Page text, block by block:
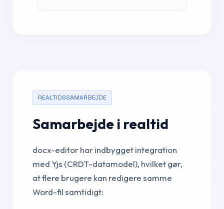
REALTIDSSAMARBEJDE
Samarbejde i realtid
docx-editor har indbygget integration
med Yjs (CRDT-datamodel), hvilket gør,
at flere brugere kan redigere samme
Word-fil samtidigt: